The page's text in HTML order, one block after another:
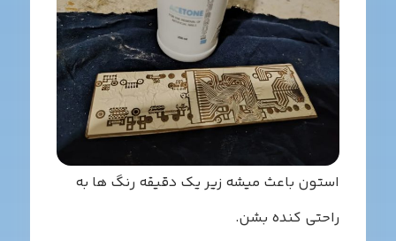
باعث میشه زیر یک دقیقه رنگ ها به
کنده بشن.